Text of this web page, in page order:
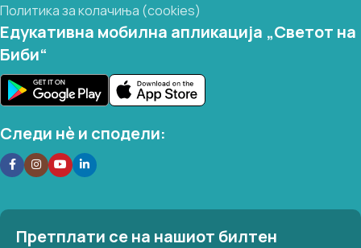
Политика за колачиња (cookies)
Едукативна мобилна апликација „Светот на
Биби“
Следи нѐ и сподели:
Претплати се на нашиот билтен